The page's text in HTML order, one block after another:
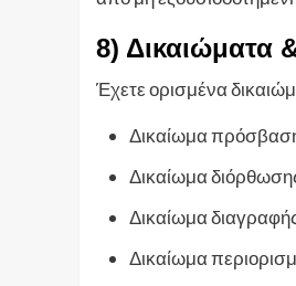
8) Δικαιώματα
Έχετε ορισμένα
Δικαίωμα
Δικαίωμα
Δικαίωμα
Δικαίωμα